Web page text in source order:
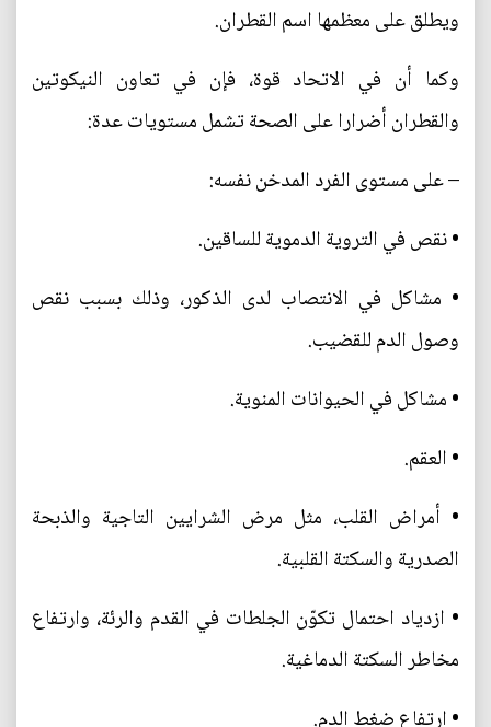
ويطلق على معظمها اسم القطران.
وكما أن في الاتحاد قوة، فإن في تعاون النيكوتين
والقطران أضرارا على الصحة تشمل مستويات عدة:
– على مستوى الفرد المدخن نفسه:
• نقص في التروية الدموية للساقين.
• مشاكل في الانتصاب لدى الذكور، وذلك بسبب نقص
وصول الدم للقضيب.
• مشاكل في الحيوانات المنوية.
• العقم.
• أمراض القلب، مثل مرض الشرايين التاجية والذبحة
الصدرية والسكتة القلبية.
• ازدياد احتمال تكوّن الجلطات في القدم والرئة، وارتفاع
مخاطر السكتة الدماغية.